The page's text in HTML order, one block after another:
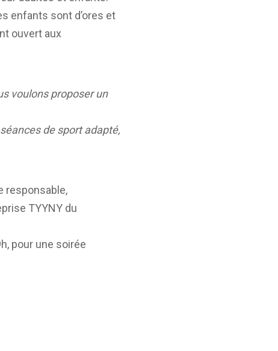
enfants sont d’ores et
ouvert aux
voulons proposer un
de sport adapté,
responsable,
TYYNY du
pour une soirée